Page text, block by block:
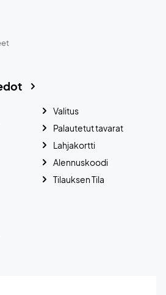
Valitus
Palautetut tavarat
Lahjakortti
Alennuskoodi
Tilauksen Tila